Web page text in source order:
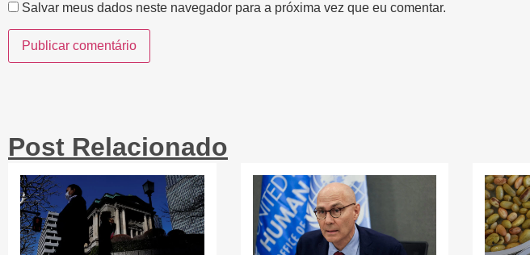
Salvar meus dados neste navegador para a próxima vez que eu comentar.
Post Relacionado